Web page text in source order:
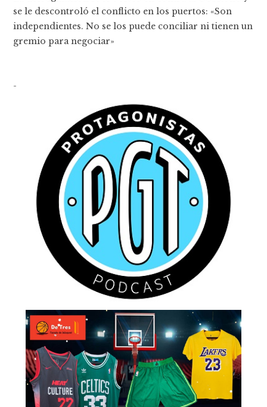
se le descontroló el conflicto en los puertos: «Son
independientes. No se los puede conciliar ni tienen un
gremio para negociar»
-